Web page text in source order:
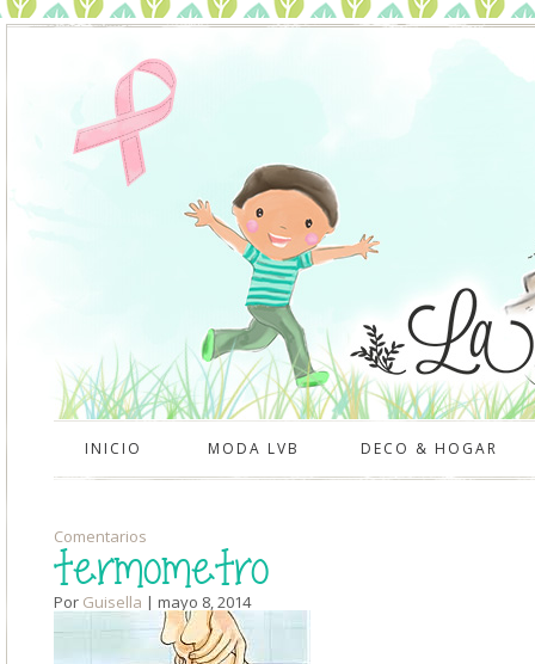
INICIO MODA LVB DECO & HOGAR
Comentarios
termometro
Por Guisella | mayo 8, 2014